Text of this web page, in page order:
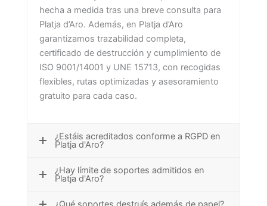
hecha a medida tras una breve consulta para
Platja d’Aro. Además, en Platja d’Aro
garantizamos trazabilidad completa,
certificado de destrucción y cumplimiento de
ISO 9001/14001 y UNE 15713, con recogidas
flexibles, rutas optimizadas y asesoramiento
gratuito para cada caso.
¿Estáis acreditados conforme a RGPD en
Platja d'Aro?
¿Hay límite de soportes admitidos en
Platja d'Aro?